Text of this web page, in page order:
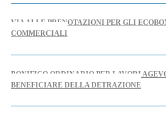
VIA ALLE PRENOTAZIONI PER GLI
COMMERCIALI
BONIFICO ORDINARIO PER LAVORI
BENEFICIARE DELLA DETRAZIONE